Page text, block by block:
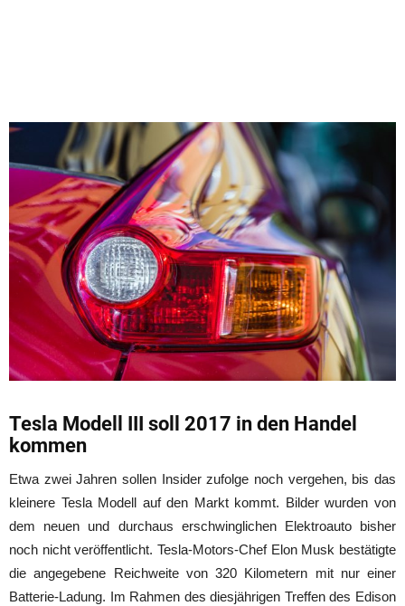
Tesla Modell III soll 2017 in den Handel
kommen
Etwa zwei Jahren sollen Insider zufolge noch vergehen, bis das
kleinere Tesla Modell auf den Markt kommt. Bilder wurden von
dem neuen und durchaus erschwinglichen Elektroauto bisher
noch nicht veröffentlicht. Tesla-Motors-Chef Elon Musk bestätigte
die angegebene Reichweite von 320 Kilometern mit nur einer
Batterie-Ladung. Im Rahmen des diesjährigen Treffen des Edison